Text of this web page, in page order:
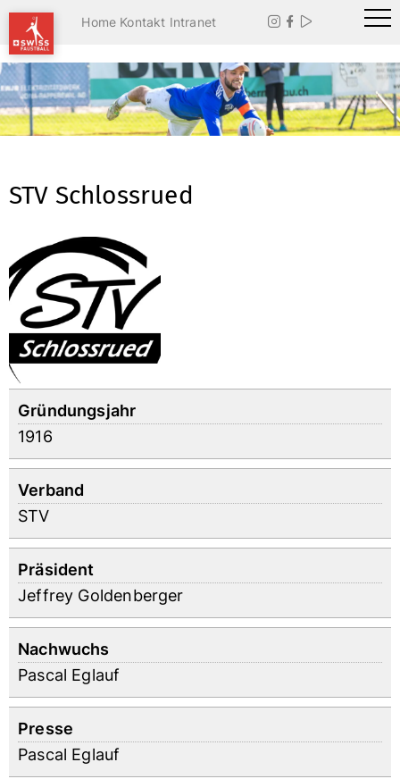
Home Kontakt Intranet   
STV Schlossrued
Gründungsjahr
1916
Verband
STV
Präsident
Jeffrey Goldenberger
Nachwuchs
Pascal Eglauf
Presse
Pascal Eglauf